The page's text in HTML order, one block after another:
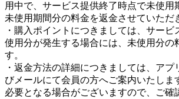
用中で、サービス提供終了時点で未使用
未使用期間分の料金を返金させていただ
・購入ポイントにつきましては、サービ
使用分が発生する場合には、未使用分の
す。
・返金方法の詳細につきましては、アプ
びメールにて会員の方へご案内いたしま
必要となる場合がございますので、ご確